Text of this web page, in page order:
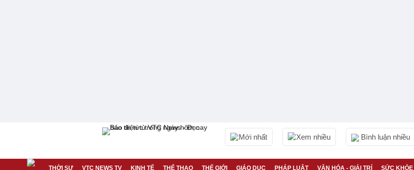
Mới nhất Xem nhiều Bình luận nhiều
THỜI SỰ VTC NEWS TV KINH TẾ THỂ THAO THẾ GIỚI GIÁO DỤC PHÁP LUẬT VĂN HÓA - GIẢI TRÍ SỨC KHỎE